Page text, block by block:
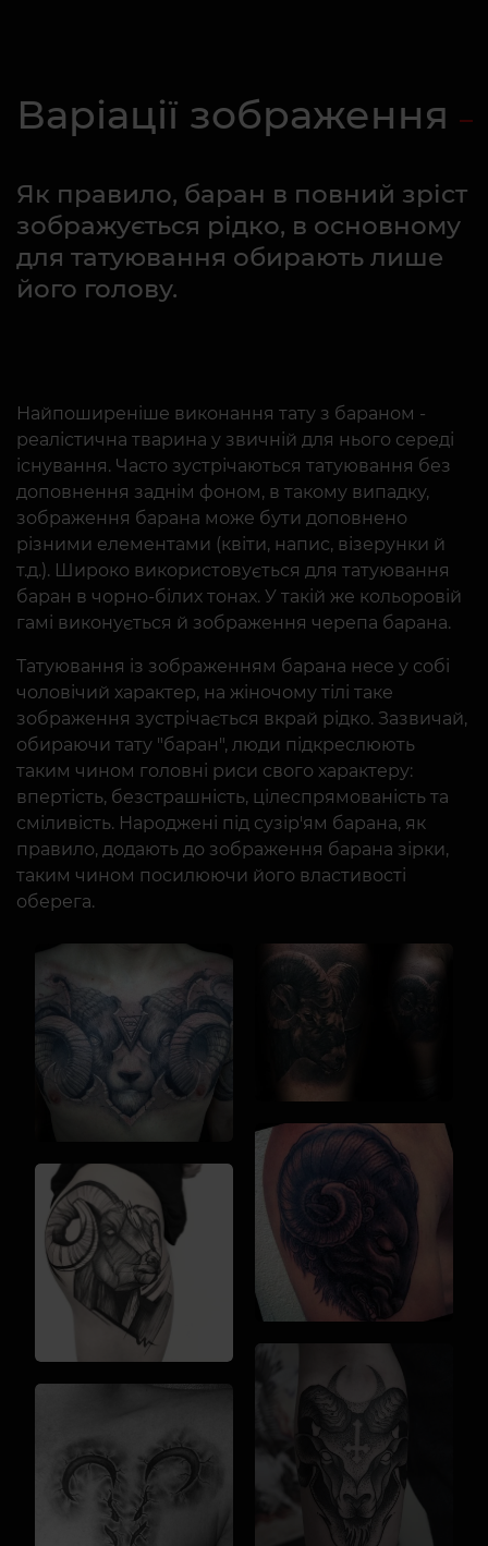
Варіації зображення
Як правило, баран в повний зріст
зображується рідко, в основному
для татуювання обирають лише
його голову.
Найпоширеніше виконання тату з бараном -
реалістична тварина у звичній для нього середі
існування. Часто зустрічаються татуювання без
доповнення заднім фоном, в такому випадку,
зображення барана може бути доповнено
різними елементами (квіти, напис, візерунки й
т.д.). Широко використовується для татуювання
баран в чорно-білих тонах. У такій же кольоровій
гамі виконується й зображення черепа барана.
Татуювання із зображенням барана несе у собі
чоловічий характер, на жіночому тілі таке
зображення зустрічається вкрай рідко. Зазвичай,
обираючи тату "баран", люди підкреслюють
таким чином головні риси свого характеру:
впертість, безстрашність, цілеспрямованість та
сміливість. Народжені під сузір'ям барана, як
правило, додають до зображення барана зірки,
таким чином посилюючи його властивості
оберега.